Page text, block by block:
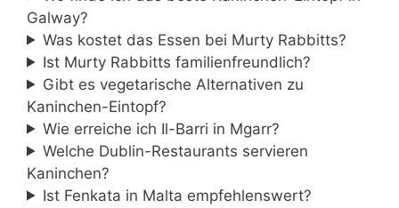
Galway?
Was kostet das Essen bei Murty Rabbitts?
Ist Murty Rabbitts familienfreundlich?
Gibt es vegetarische Alternativen zu
Kaninchen-Eintopf?
Wie erreiche ich Il-Barri in Mgarr?
Welche Dublin-Restaurants servieren
Kaninchen?
Ist Fenkata in Malta empfehlenswert?